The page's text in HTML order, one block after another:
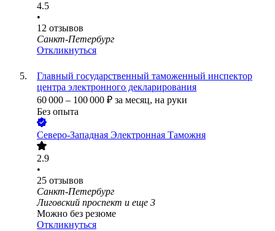
4.5
•
12 отзывов
Санкт-Петербург
Откликнуться
Главный государственный таможенный инспектор
центра электронного декларирования
60 000 – 100 000 ₽ за месяц, на руки
Без опыта
Северо-Западная Электронная Таможня
2.9
•
25 отзывов
Санкт-Петербург
Лиговский проспект и еще 3
Можно без резюме
Откликнуться